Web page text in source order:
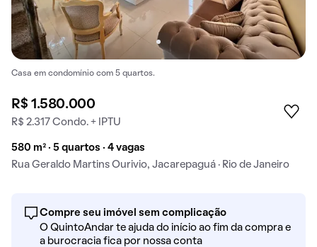
Casa em condomínio com 5 quartos.
R$ 1.580.000
R$ 2.317 Condo. + IPTU
580 m² · 5 quartos · 4 vagas
Rua Geraldo Martins Ourivio, Jacarepaguá · Rio de Janeiro
Compre seu imóvel sem complicação
O QuintoAndar te ajuda do início ao fim da compra e
a burocracia fica por nossa conta